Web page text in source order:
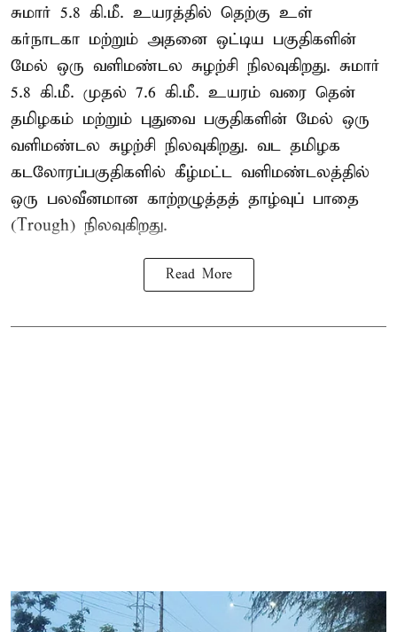
சுமார் 5.8 கி.மீ. உயரத்தில் தெற்கு உள்
கர்நாடகா மற்றும் அதனை ஒட்டிய பகுதிகளின்
மேல் ஒரு வளிமண்டல சுழற்சி நிலவுகிறது. சுமார்
5.8 கி.மீ. முதல் 7.6 கி.மீ. உயரம் வரை தென்
தமிழகம் மற்றும் புதுவை பகுதிகளின் மேல் ஒரு
வளிமண்டல சுழற்சி நிலவுகிறது. வட தமிழக
கடலோரப்பகுதிகளில் கீழ்மட்ட வளிமண்டலத்தில்
ஒரு பலவீனமான காற்றழுத்தத் தாழ்வுப் பாதை
(Trough) நிலவுகிறது.
Read More